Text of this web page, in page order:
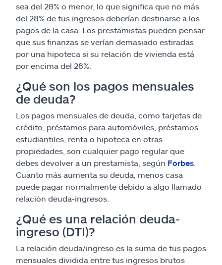
sea del 28% o menor, lo que significa que no más
del 28% de tus ingresos deberían destinarse a los
pagos de la casa. Los prestamistas pueden pensar
que sus finanzas se verían demasiado estiradas
por una hipoteca si su relación de vivienda está
por encima del 28%.
¿Qué son los pagos mensuales
de deuda?
Los pagos mensuales de deuda, como tarjetas de
crédito, préstamos para automóviles, préstamos
estudiantiles, renta o hipoteca en otras
propiedades, son cualquier pago regular que
debes devolver a un prestamista, según Forbes
Cuanto más aumenta su deuda, menos casa
puede pagar normalmente debido a algo llamado
relación deuda-ingresos.
¿Qué es una relación deuda-
ingreso (DTI)?
La relación deuda/ingreso es la suma de tus pagos
mensuales dividida entre tus ingresos brutos